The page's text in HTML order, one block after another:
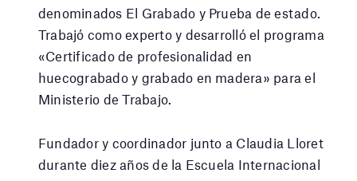
denominados El Grabado y Prueba de estado.
Trabajó como experto y desarrolló el programa
«Certificado de profesionalidad en
huecograbado y grabado en madera» para el
Ministerio de Trabajo.
Fundador y coordinador junto a Claudia Lloret
durante diez años de la Escuela Internacional